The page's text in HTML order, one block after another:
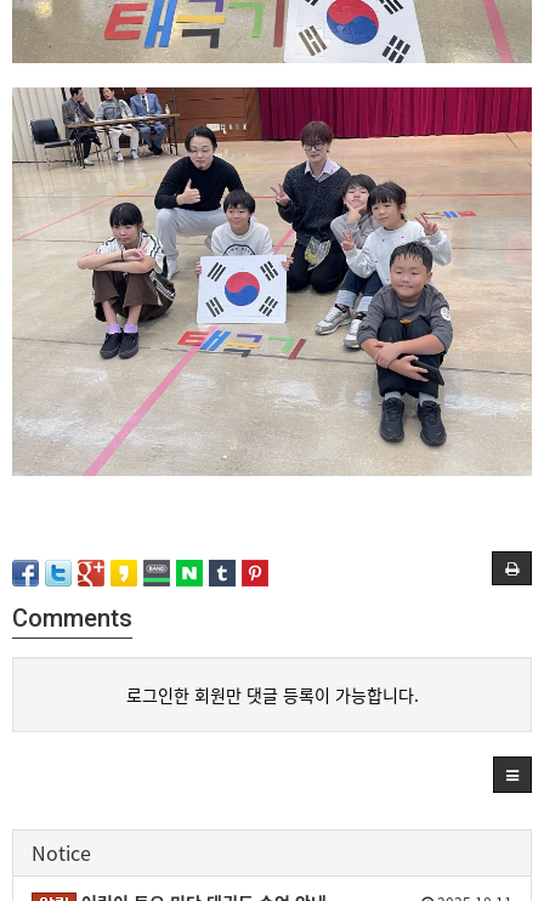
Comments
로그인한 회원만 댓글 등록이 가능합니다.
Notice